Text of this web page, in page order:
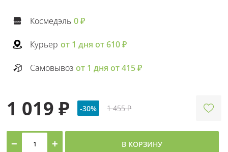
Космедэль 0 ₽
Курьер от 1 дня от 610 ₽
Самовывоз от 1 дня от 415 ₽
1 019 ₽ -30% 1 455 ₽
− + В КОРЗИНУ